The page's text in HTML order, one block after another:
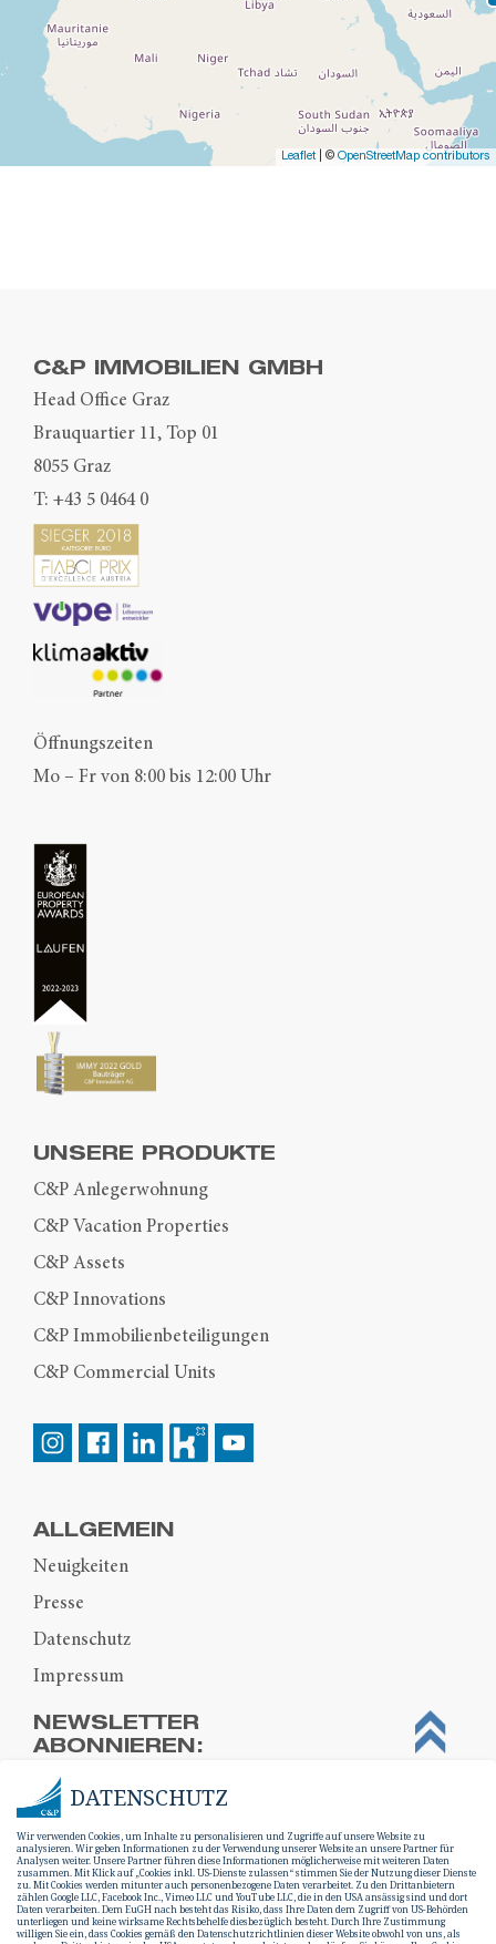
Leaflet| © OpenStreetMap contributors
C&P IMMOBILIEN GMBH
Head Office Graz
Brauquartier 11, Top 01
8055 Graz
T: +43 5 0464 0
Öffnungszeiten
Mo – Fr von 8:00 bis 12:00 Uhr
UNSERE PRODUKTE
C&P Anlegerwohnung
C&P Vacation Properties
C&P Assets
C&P Innovations
C&P Immobilienbeteiligungen
C&P Commercial Units
ALLGEMEIN
Neuigkeiten
Presse
Datenschutz
Impressum
NEWSLETTER
ABONNIEREN:
DATENSCHUTZ
Wir verwenden Cookies, um Inhalte zu personalisieren und Zugriffe auf unsere Website zu
analysieren. Wir geben Informationen zu der Verwendung unserer Website an unsere Partner für
Analysen weiter. Unsere Partner führen diese Informationen möglicherweise mit weiteren Daten
zusammen. Mit Klick auf „Cookies inkl. US-Dienste zulassen“ stimmen Sie der Nutzung dieser Dienste
zu. Mit Cookies werden mitunter auch personenbezogene Daten verarbeitet. Zu den Drittanbietern
zählen Google LLC, Facebook Inc., Vimeo LLC und YouTube LLC, die in den USA ansässig sind und dort
Daten verarbeiten. Dem EuGH nach besteht das Risiko, dass Ihre Daten dem Zugriff von US-Behörden
unterliegen und keine wirksame Rechtsbehelfe diesbezüglich besteht. Durch Ihre Zustimmung
willigen Sie ein, dass Cookies gemäß den Datenschutzrichtlinien dieser Website obwohl von uns, als